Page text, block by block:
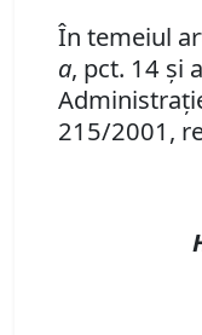
În temeiul
a, pct. 14 şi
215/2001,